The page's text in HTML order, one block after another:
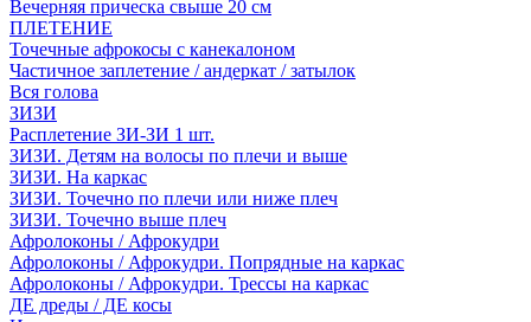
Вечерняя прическа свыше 20 см
ПЛЕТЕНИЕ
Точечные афрокосы с канекалоном
Частичное заплетение / андеркат / затылок
Вся голова
ЗИЗИ
Расплетение ЗИ-ЗИ 1 шт.
ЗИЗИ. Детям на волосы по плечи и выше
ЗИЗИ. На каркас
ЗИЗИ. Точечно по плечи или ниже плеч
ЗИЗИ. Точечно выше плеч
Афролоконы / Афрокудри
Афролоконы / Афрокудри. Попрядные на каркас
Афролоконы / Афрокудри. Трессы на каркас
ДЕ дреды / ДЕ косы